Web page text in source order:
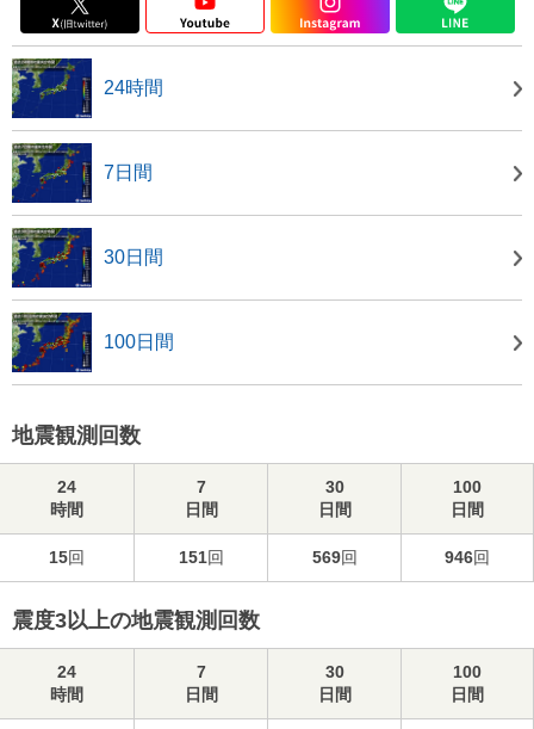
24時間
7日間
30日間
100日間
地震観測回数
24
時間
7
日間
30
日間
100
日間
15回 151回 569回 946回
震度3以上の地震観測回数
24
時間
7
日間
30
日間
100
日間